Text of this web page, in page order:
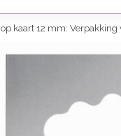
kaart 12 mm: Verpakking